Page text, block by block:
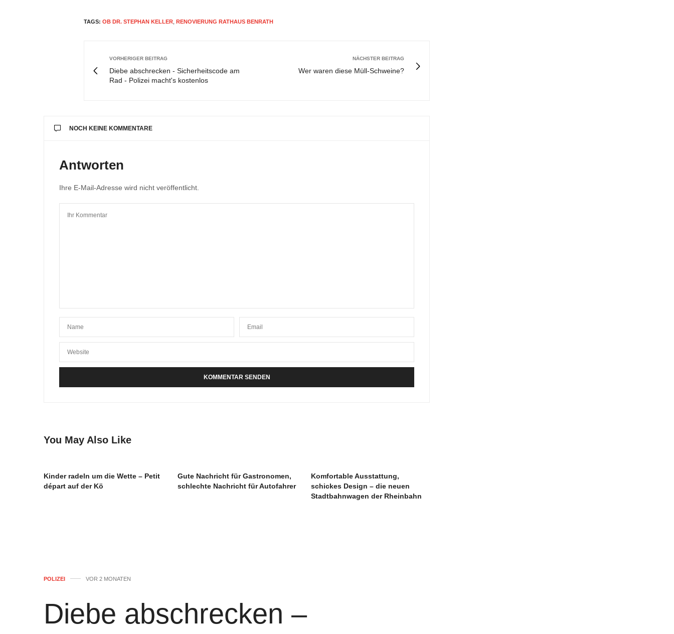
TAGS: OB DR. STEPHAN KELLER RENOVIERUNG RATHAUS BENRATH
VORHERIGER BEITRAG
Diebe abschrecken - Sicherheitscode am
Rad - Polizei macht's kostenlos
NÄCHSTER BEITRAG
Wer waren diese Müll-Schweine?
NOCH KEINE KOMMENTARE
Antworten
Ihre E-Mail-Adresse wird nicht veröffentlicht.
You May Also Like
Kinder radeln um die Wette – Petit
départ auf der Kö
Gute Nachricht für Gastronomen,
schlechte Nachricht für Autofahrer
Komfortable Ausstattung,
schickes Design – die neuen
Stadtbahnwagen der Rheinbahn
POLIZEI VOR 2 MONATEN
Diebe abschrecken –